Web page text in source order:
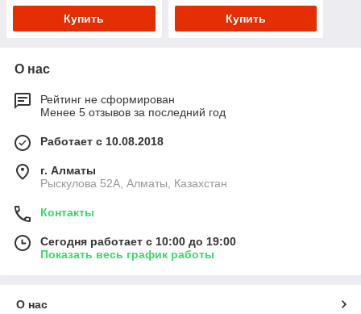
Купить Купить
О нас
Рейтинг не сформирован
Менее 5 отзывов за последний год
Работает с 10.08.2018
г. Алматы
Рыскулова 52А, Алматы, Казахстан
Контакты
Сегодня работает с 10:00 до 19:00
Показать весь график работы
О нас